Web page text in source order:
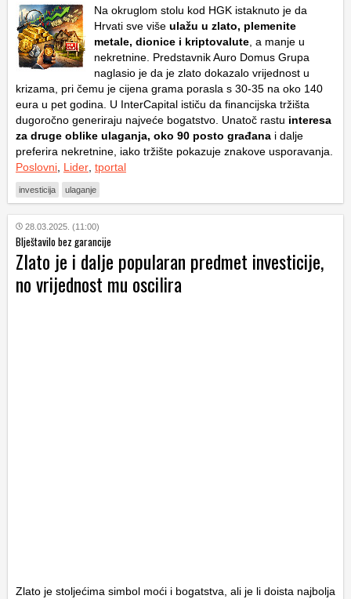
Na okruglom stolu kod HGK istaknuto je da
Hrvati sve više ulažu u zlato, plemenite
metale, dionice i kriptovalute , a manje u
nekretnine. Predstavnik Auro Domus Grupa
naglasio je da je zlato dokazalo vrijednost u
krizama, pri čemu je cijena grama porasla s 30-35 na oko 140
eura u pet godina. U InterCapital ističu da financijska tržišta
dugoročno generiraju najveće bogatstvo. Unatoč rastu interesa
za druge oblike ulaganja, oko 90 posto građana i dalje
preferira nekretnine, iako tržište pokazuje znakove usporavanja.
Poslovni Lider tportal
investicija ulaganje
28.03.2025. (11:00)
Blještavilo bez garancije
Zlato je i dalje popularan predmet investicije,
no vrijednost mu oscilira
Zlato je stoljećima simbol moći i bogatstva, ali je li doista najbolja